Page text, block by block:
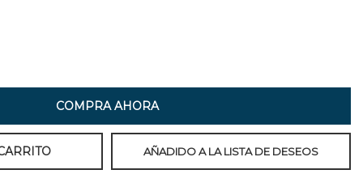
COMPRA AHORA
AÑADIDO A LA LISTA DE DESEOS